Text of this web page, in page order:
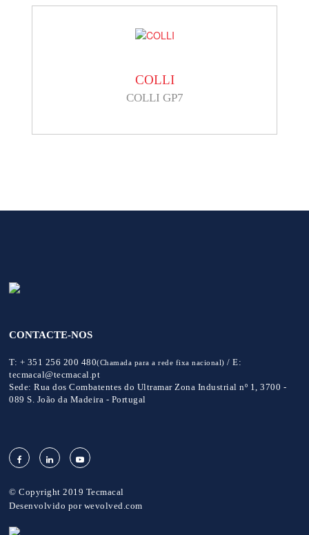
COLLI
COLLI GP7
CONTACTE-NOS
T: + 351 256 200 480(Chamada para a rede fixa nacional) /E:
tecmacal@tecmacal.pt
Sede: Rua dos Combatentes do Ultramar Zona Industrial nº 1, 3700 -
089 S. João da Madeira - Portugal
© Copyright 2019 Tecmacal
Desenvolvido por wevolved.com